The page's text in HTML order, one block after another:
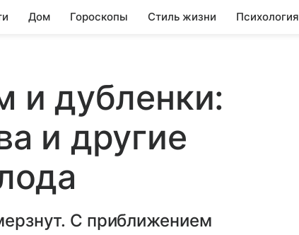
Дом Гороскопы Стиль жизни Психология
и дубленки:
и другие
С приближением